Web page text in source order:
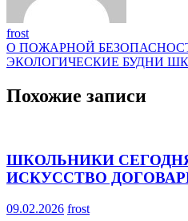
frost
Навигация
по
записям
О ПОЖАРНОЙ
ЭКОЛОГИЧЕСКИЕ БУДНИ
Похожие записи
ШКОЛЬНИКИ
ИСКУССТВО
09.02.2026 frost